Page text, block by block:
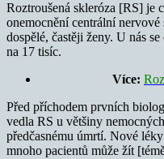
Roztroušená skleróza [RS] je
onemocnění centrální
dospělé, častěji ženy. U nás
na 17 tisíc.
Více:
Před příchodem prvních
vedla RS u většiny
předčasnému úmrtí. Nové
mnoho pacientů může žít